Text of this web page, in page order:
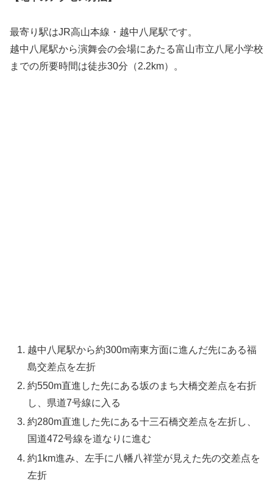
最寄り駅はJR高山本線・越中八尾駅です。
越中八尾駅から演舞会の会場にあたる富山市立八尾小学校
までの所要時間は徒歩30分（2.2km）。
越中八尾駅から約300m南東方面に進んだ先にある福
島交差点を左折
約550m直進した先にある坂のまち大橋交差点を右折
し、県道7号線に入る
約280m直進した先にある十三石橋交差点を左折し、
国道472号線を道なりに進む
約1km進み、左手に八幡八祥堂が見えた先の交差点を
左折